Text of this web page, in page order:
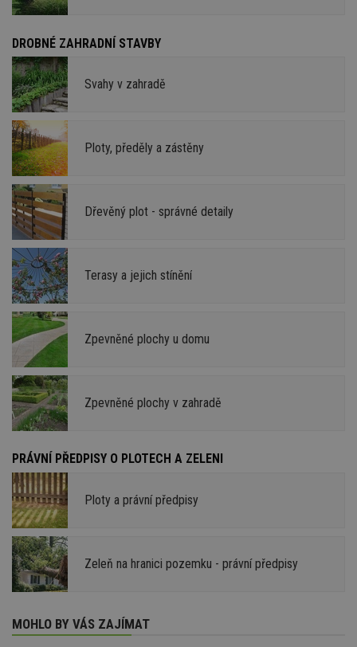
DROBNÉ ZAHRADNÍ STAVBY
Svahy v zahradě
Ploty, předěly a zástěny
Dřevěný plot - správné detaily
Terasy a jejich stínění
Zpevněné plochy u domu
Zpevněné plochy v zahradě
PRÁVNÍ PŘEDPISY O PLOTECH A ZELENI
Ploty a právní předpisy
Zeleň na hranici pozemku - právní předpisy
MOHLO BY VÁS ZAJÍMAT